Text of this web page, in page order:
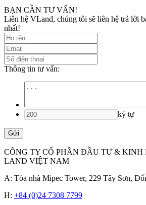
BẠN CẦN TƯ VẤN!
Liên hệ VLand, chúng tôi sẽ liên hệ trả lời
nhất!
Thông tin tư vấn:
ký tự
Gửi
CÔNG TY CỔ PHẦN ĐẦU TƯ & KINH
LAND VIỆT NAM
A: Tòa nhà Mipec Tower, 229 Tây Sơn,
H: +84 (0)24 7308 7799